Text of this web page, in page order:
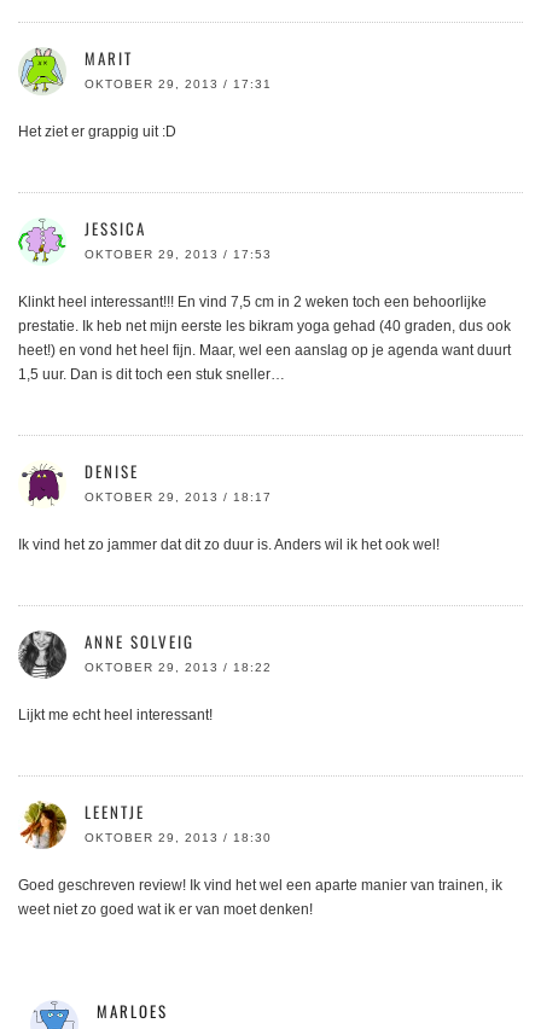
MARIT
OKTOBER 29, 2013 / 17:31
Het ziet er grappig uit :D
JESSICA
OKTOBER 29, 2013 / 17:53
Klinkt heel interessant!!! En vind 7,5 cm in 2 weken toch een behoorlijke
prestatie. Ik heb net mijn eerste les bikram yoga gehad (40 graden, dus ook
heet!) en vond het heel fijn. Maar, wel een aanslag op je agenda want duurt
1,5 uur. Dan is dit toch een stuk sneller…
DENISE
OKTOBER 29, 2013 / 18:17
Ik vind het zo jammer dat dit zo duur is. Anders wil ik het ook wel!
ANNE SOLVEIG
OKTOBER 29, 2013 / 18:22
Lijkt me echt heel interessant!
LEENTJE
OKTOBER 29, 2013 / 18:30
Goed geschreven review! Ik vind het wel een aparte manier van trainen, ik
weet niet zo goed wat ik er van moet denken!
MARLOES